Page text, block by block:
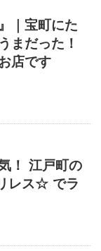
｜宝町にた
まだった！
店です
！ 江戸町の
レス☆ でラ